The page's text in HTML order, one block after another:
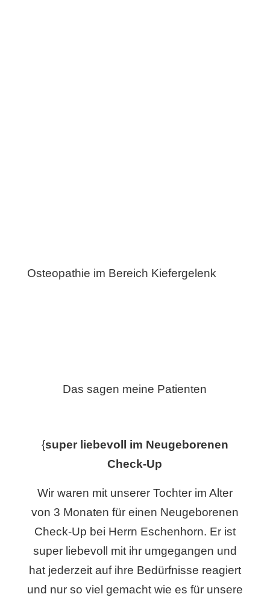
Osteopathie im Bereich Kiefergelenk
Das sagen meine Patienten
{super liebevoll im Neugeborenen
Check-Up
Wir waren mit unserer Tochter im Alter
von 3 Monaten für einen Neugeborenen
Check-Up bei Herrn Eschenhorn. Er ist
super liebevoll mit ihr umgegangen und
hat jederzeit auf ihre Bedürfnisse reagiert
und nur so viel gemacht wie es für unsere